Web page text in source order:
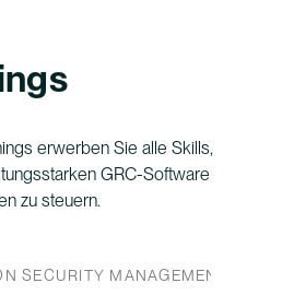
erwerben Sie alle Skills,
GRC-Software
zu steuern.
SECURITY MANAGEMENT